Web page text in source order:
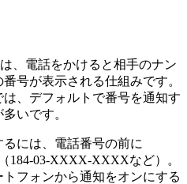
、電話をかけると相手のナン
号が表示される仕組みです。
、デフォルトで番号を通知す
いです。
には、電話番号の前に
184-03-XXXX-XXXXなど）。
フォンから通知をオンにする